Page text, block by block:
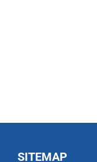
SITEMAP